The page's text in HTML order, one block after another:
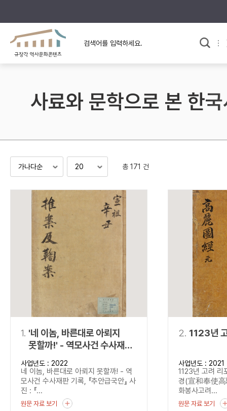
규장각의 어제와 오늘
규장각 소개영상
사료와 문학으로 본
고대
고려
조선 후기
검색 연산자 사용안내
정조 AND 정약용
“정조”와 “정약
“정조” 또는 “
NOT 정조 NOT 정약용
“정조”가 나온
료를 검색
사료와 문학으로 본 한
총 171 건
1. '네 이놈, 바른대로 아뢰지
못할까!' - 역모사건 수사재판
기록, 『추안급국안』
사업년도 : 2022
네 이놈, 바른대로 아뢰지 못할까! - 역
모사건 수사재판 기록, 『추안급국안』 사
진 : 『...
원문 자료 보기
2. 1123년
사업년도 : 2021
1123년 고려 리
경(宣和奉使高
화봉사고려...
원문 자료 보기